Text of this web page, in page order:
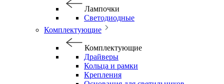
Лампочки
Светодиодные
Комплектующие
Комплектующие
Драйверы
Кольца и рамки
Крепления